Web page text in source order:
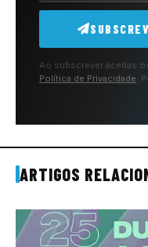
Ao subscrever aceitas
Política de Privacidade.
ARTIGOS